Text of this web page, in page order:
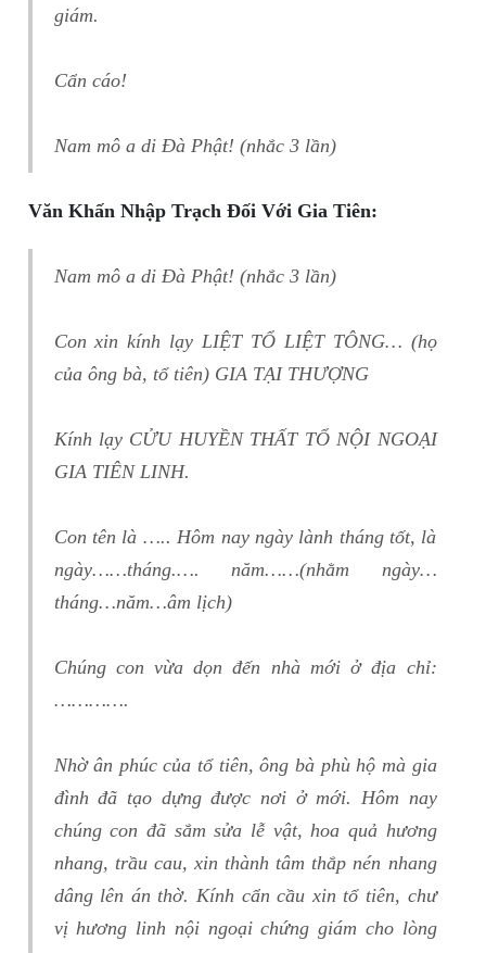
giám.
Cẩn cáo!
Nam mô a di Đà Phật! (nhắc 3 lần)
Văn Khấn Nhập Trạch Đối Với Gia Tiên:
Nam mô a di Đà Phật! (nhắc 3 lần)
Con xin kính lạy LIỆT TỔ LIỆT TÔNG… (họ
của ông bà, tổ tiên) GIA TẠI THƯỢNG
Kính lạy CỬU HUYỀN THẤT TỔ NỘI NGOẠI
GIA TIÊN LINH.
Con tên là ….. Hôm nay ngày lành tháng tốt, là
ngày……tháng.…. năm……(nhằm ngày…
tháng…năm…âm lịch)
Chúng con vừa dọn đến nhà mới ở địa chỉ:
………….
Nhờ ân phúc của tổ tiên, ông bà phù hộ mà gia
đình đã tạo dựng được nơi ở mới. Hôm nay
chúng con đã sắm sửa lễ vật, hoa quả hương
nhang, trầu cau, xin thành tâm thắp nén nhang
dâng lên án thờ. Kính cẩn cầu xin tổ tiên, chư
vị hương linh nội ngoại chứng giám cho lòng